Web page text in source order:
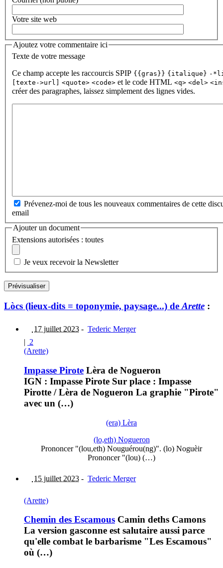
Votre site web
Ajoutez votre commentaire ici
Texte de votre message
Ce champ accepte les raccourcis SPIP {{gras}} {italique} -
[texte->url]
<quote> <code> et le code HTML <q> <del>
créer des paragraphes, laissez simplement des lignes vides.
Prévenez-moi de tous les nouveaux commentaires de cette
email
Ajouter un document
Extensions autorisées : toutes
Je veux recevoir la Newsletter
Lòcs (lieux-dits = toponymie, paysage...) de Arette :
17 juillet 2023 - Tederic Merger
| 2
(Arette)
Impasse Pirote Lèra de Nogueron
IGN : Impasse Pirote Sur place : Impasse
Pirotte / Lèra de Nogueron La graphie "Pirote"
avec un (…)
(era) Lèra
(lo,eth) Nogueron
Prononcer "(lou,eth) Nouguérou(ng)". (lo) Noguèir
Prononcer "(lou) (…)
15 juillet 2023 - Tederic Merger
(Arette)
Chemin des Escamous Camin deths Camons
La version gasconne est salutaire aussi parce
qu'elle combat le barbarisme "Les Escamous"
où (…)